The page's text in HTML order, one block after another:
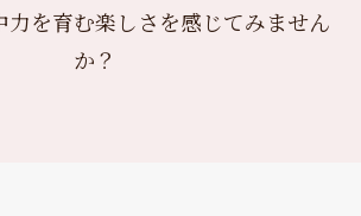
力を育む楽しさを感じてみません
か？